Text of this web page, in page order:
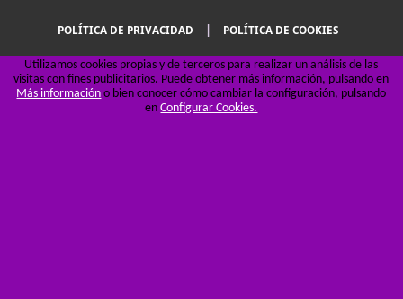
POLÍTICA DE PRIVACIDAD POLÍTICA DE COOKIES
Utilizamos cookies propias y de terceros para realizar un análisis de las
visitas con fines publicitarios. Puede obtener más información, pulsando en
Más información o bien conocer cómo cambiar la configuración, pulsando
enConfigurar Cookies.